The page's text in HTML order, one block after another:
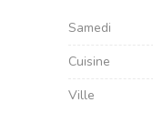
Samedi
Cuisine
Ville